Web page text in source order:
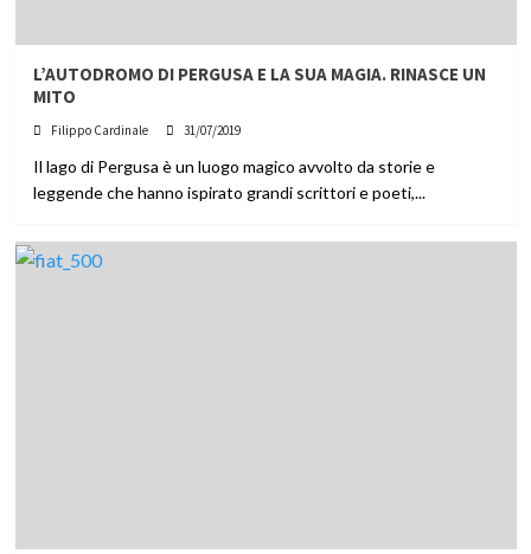
L’AUTODROMO DI PERGUSA E LA SUA MAGIA. RINASCE UN
MITO
Filippo Cardinale 31/07/2019
Il lago di Pergusa è un luogo magico avvolto da storie e
leggende che hanno ispirato grandi scrittori e poeti,...